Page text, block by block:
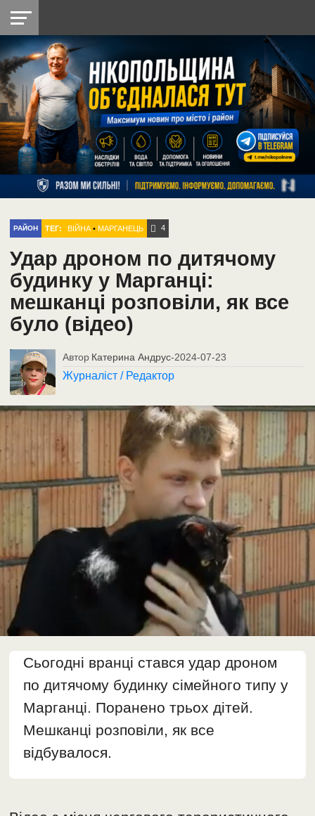
НІКОПОЛЬ
РАЙОН
СІЧЕСЛАВСЬКА
УКРАЇНА
РЕТРО
НІКОПОЛЬ
ЛАЙТ
УКРАЇНА
ДОПОМОГА
РАДІО
РАЙОН ТЕГ: ВІЙНА •МАРГАНЕЦЬ 4
Удар дроном по дитячому
будинку у Марганці:
мешканці розповіли, як все
було (відео)
Автор Катерина Андрус-2024-07-23
Журналіст / Редактор
Сьогодні вранці стався удар дроном
по дитячому будинку сімейного типу у
Марганці. Поранено трьох дітей.
Мешканці розповіли, як все
відбувалося.